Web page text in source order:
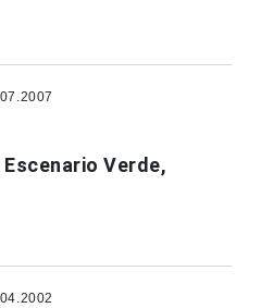
Verde,